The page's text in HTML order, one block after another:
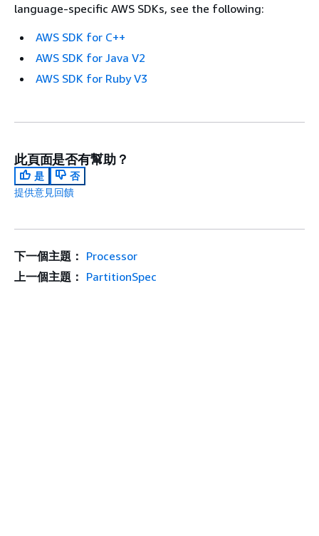
language-specific AWS SDKs, see the following:
AWS SDK for C++
AWS SDK for Java V2
AWS SDK for Ruby V3
此頁面是否有幫助？
是
否
提供意見回饋
下一個主題： Processor
上一個主題： PartitionSpec